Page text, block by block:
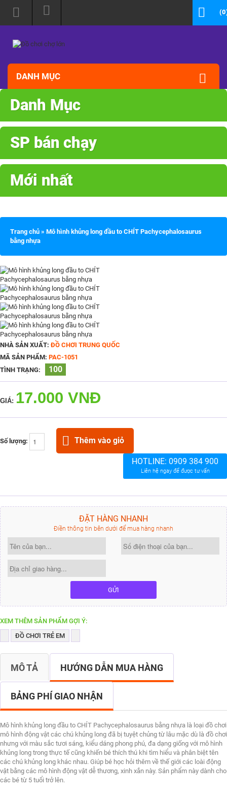
DANH MỤC
Danh Mục
SP bán chạy
Mới nhất
Trang chủ » Mô hình khủng long đầu to CHÍT Pachycephalosaurus
bằng nhựa
NHÀ SẢN XUẤT: ĐỒ CHƠI TRUNG QUỐC
MÃ SẢN PHẨM: PAC-1051
TÌNH TRẠNG:
100
GIÁ: 17.000 VNĐ
Số lượng: Thêm vào giỏ
HOTLINE: 0909 384 900
Liên hệ ngay để được tư vấn
ĐẶT HÀNG NHANH
Điền thông tin bên dưới để mua hàng nhanh
GỬI
XEM THÊM SẢN PHẨM GỢI Ý:
ĐỒ CHƠI TRẺ EM
MÔ TẢ HƯỚNG DẪN MUA HÀNG
BẢNG PHÍ GIAO NHẬN
Mô hình khủng long đầu to CHÍT Pachycephalosaurus bằng nhựa là loại đồ chơi
mô hình động vật các chú khủng long đã bị tuyệt chủng từ lâu mặc dù là đồ chơi
nhưng với màu sắc tươi sáng, kiểu dáng phong phú, đa dạng giống với mô hình
khủng long trong thực tế cũng khiến bé thích thú khi tìm hiểu và phân biệt tên
các chú khủng long khác nhau. Giúp bé học hỏi thêm về thế giới các loài động
vật bằng các mô hình động vật dễ thương, xinh xắn này. Sản phẩm này dành cho
các bé từ 5 tuổi trở lên.